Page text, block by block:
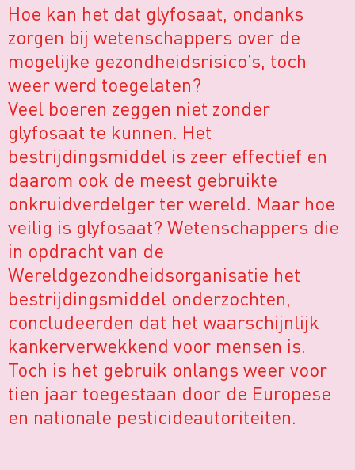
Hoe kan het dat glyfosaat, ondanks
zorgen bij wetenschappers over de
mogelijke gezondheidsrisico’s, toch
weer werd toegelaten?
Veel boeren zeggen niet zonder
glyfosaat te kunnen. Het
bestrijdingsmiddel is zeer effectief en
daarom ook de meest gebruikte
onkruidverdelger ter wereld. Maar hoe
veilig is glyfosaat? Wetenschappers die
in opdracht van de
Wereldgezondheidsorganisatie het
bestrijdingsmiddel onderzochten,
concludeerden dat het waarschijnlijk
kankerverwekkend voor mensen is.
Toch is het gebruik onlangs weer voor
tien jaar toegestaan door de Europese
en nationale pesticideautoriteiten.